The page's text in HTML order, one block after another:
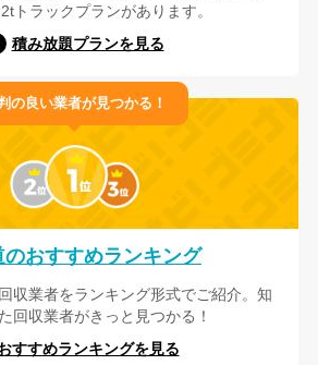
トラックプランがあります。
積み放題プランを見る
の良い業者が見つかる！
のおすすめランキング
収業者をランキング形式でご紹介。知
回収業者がきっと見つかる！
すすめランキングを見る